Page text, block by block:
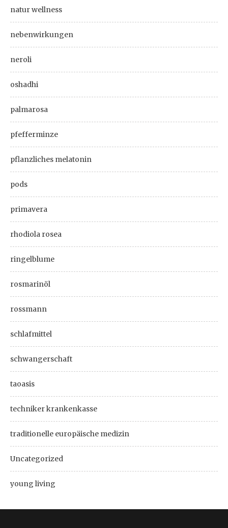
natur wellness
nebenwirkungen
neroli
oshadhi
palmarosa
pfefferminze
pflanzliches melatonin
pods
primavera
rhodiola rosea
ringelblume
rosmarinöl
rossmann
schlafmittel
schwangerschaft
taoasis
techniker krankenkasse
traditionelle europäische medizin
Uncategorized
young living